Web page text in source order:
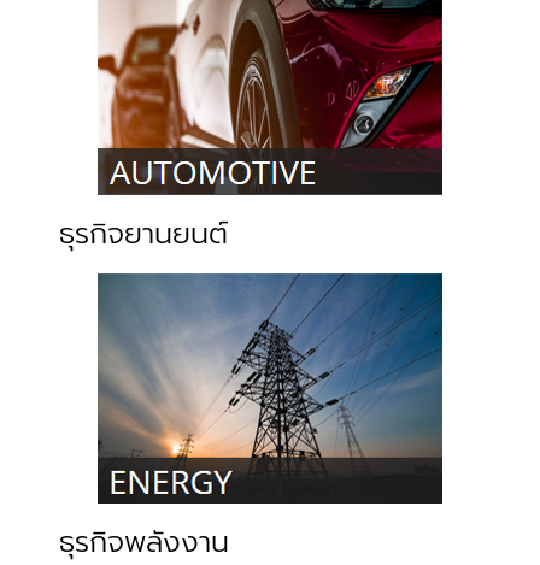
ธุรกิจยานยนต์
ธุรกิจพลังงาน